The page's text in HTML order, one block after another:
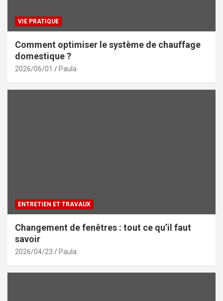
VIE PRATIQUE
Comment optimiser le système de chauffage
domestique ?
2026/06/01 Paula
ENTRETIEN ET TRAVAUX
Changement de fenêtres : tout ce qu’il faut
savoir
2026/04/23 Paula